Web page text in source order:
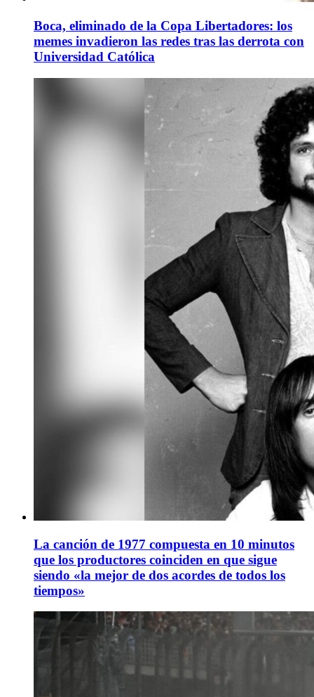
Boca, eliminado de la Copa Libertadores: los
memes invadieron las redes tras las derrota con
Universidad Católica
La canción de 1977 compuesta en 10 minutos
que los productores coinciden en que sigue
siendo «la mejor de dos acordes de todos los
tiempos»